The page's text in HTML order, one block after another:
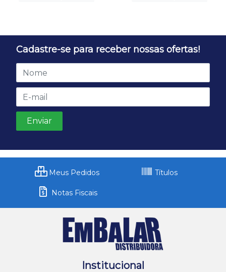
Cadastre-se para receber nossas ofertas!
Meus Pedidos Títulos
Notas Fiscais
Institucional